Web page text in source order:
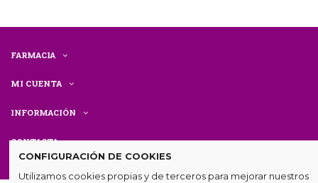
FARMACIA
MI CUENTA
INFORMACIÓN
CONTACTA
CONFIGURACIÓN DE COOKIES
Utilizamos cookies propias y de terceros para mejorar nuestros